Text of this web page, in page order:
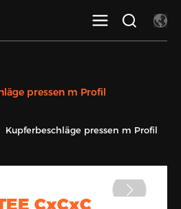
pressen m Profil
Kupferbeschläge pressen m Profil
CxCxC